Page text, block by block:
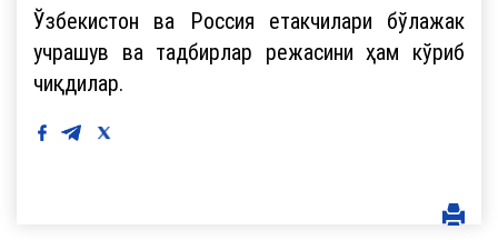
Ўзбекистон ва Россия етакчилари бўлажак
учрашув ва тадбирлар режасини ҳам кўриб
чиқдилар.